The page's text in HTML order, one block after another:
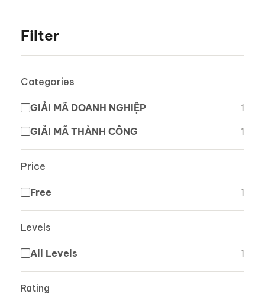
Filter
Categories
GIẢI MÃ DOANH NGHIỆP
1
GIẢI MÃ THÀNH CÔNG
1
Price
Free 1
Levels
All Levels 1
Rating